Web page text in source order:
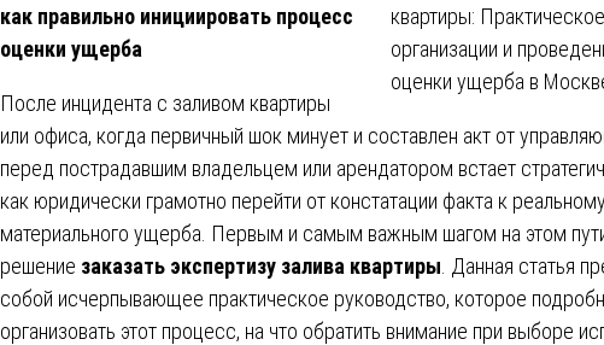
как правильно инициировать процесс
оценки ущерба
После инцидента с заливом квартиры
или офиса, когда первичный шок минует и составлен акт от
перед пострадавшим владельцем или арендатором встает
как юридически грамотно перейти от констатации факта к
материального ущерба. Первым и самым важным шагом на этом
решение заказать экспертизу залива квартиры . Данная статья
собой исчерпывающее практическое руководство, которое
организовать этот процесс, на что обратить внимание при выборе